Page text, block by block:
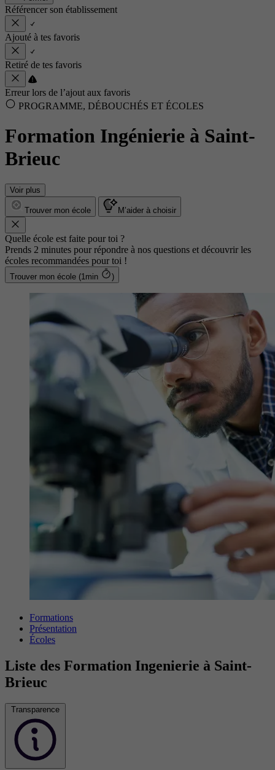
Référencer son établissement
Ajouté à tes favoris
Retiré de tes favoris
Erreur lors de l’ajout aux favoris
PROGRAMME, DÉBOUCHÉS ET ÉCOLES
Formation Ingénierie à Saint-
Brieuc
Voir plus
Trouver mon école M’aider à choisir
Quelle école est faite pour toi ?
Prends 2 minutes pour répondre à nos questions et découvrir les
écoles recommandées pour toi !
Trouver mon école (1min )
Formations
Présentation
Écoles
Liste des Formation Ingenierie à Saint-
Brieuc
Transparence